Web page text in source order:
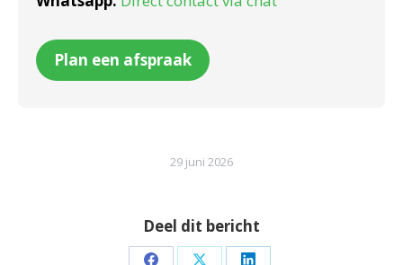
Plan een afspraak
29 juni 2026
Deel dit bericht